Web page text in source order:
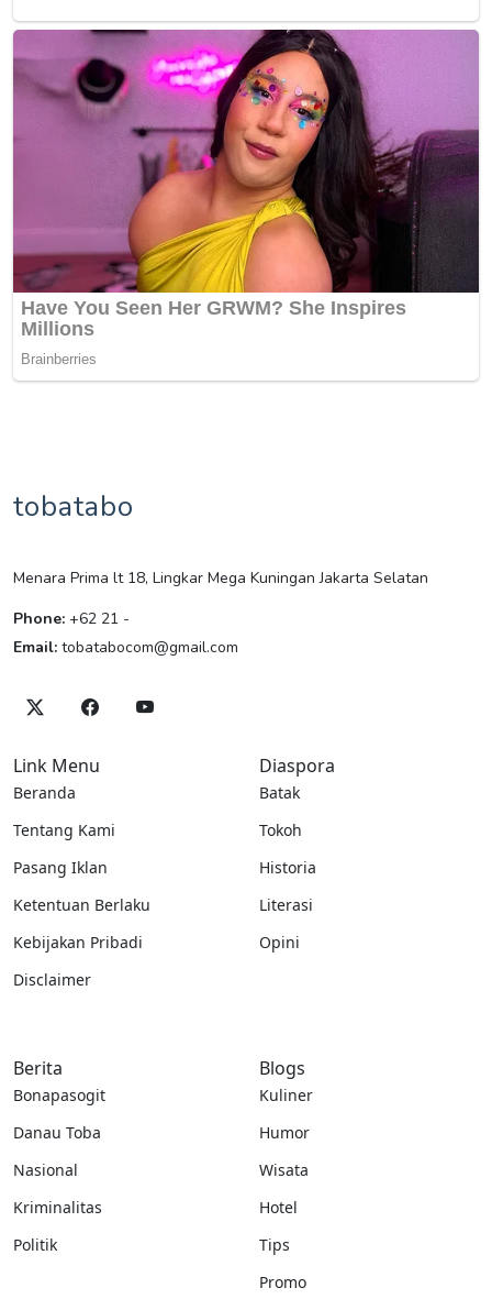
tobatabo
Menara Prima lt 18, Lingkar Mega Kuningan Jakarta Selatan
Phone: +62 21 -
Email: tobatabocom@gmail.com
Link Menu
Beranda
Tentang Kami
Pasang Iklan
Ketentuan Berlaku
Kebijakan Pribadi
Disclaimer
Diaspora
Batak
Tokoh
Historia
Literasi
Opini
Berita
Bonapasogit
Danau Toba
Nasional
Kriminalitas
Politik
Blogs
Kuliner
Humor
Wisata
Hotel
Tips
Promo